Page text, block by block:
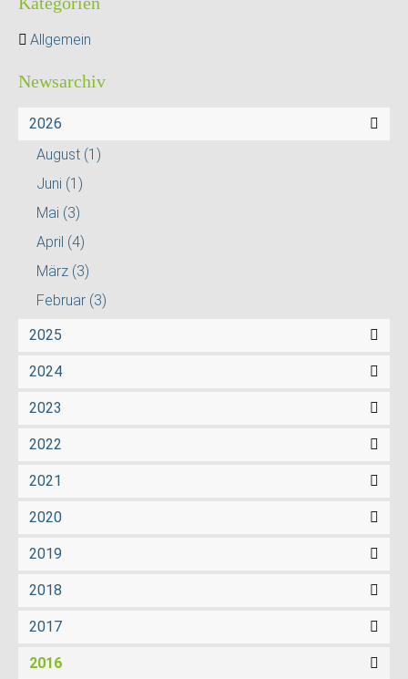
Allgemein
Newsarchiv
2026
August (1)
Juni (1)
Mai (3)
April (4)
März (3)
Februar (3)
2025
2024
2023
2022
2021
2020
2019
2018
2017
2016